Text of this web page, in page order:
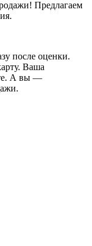
Предлагаем
после оценки.
Ваша
А вы —